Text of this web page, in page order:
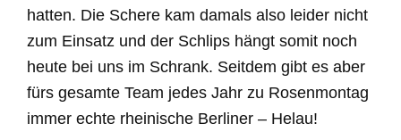
hatten. Die Schere kam damals also leider nicht
zum Einsatz und der Schlips hängt somit noch
heute bei uns im Schrank. Seitdem gibt es aber
fürs gesamte Team jedes Jahr zu Rosenmontag
immer echte rheinische Berliner – Helau!